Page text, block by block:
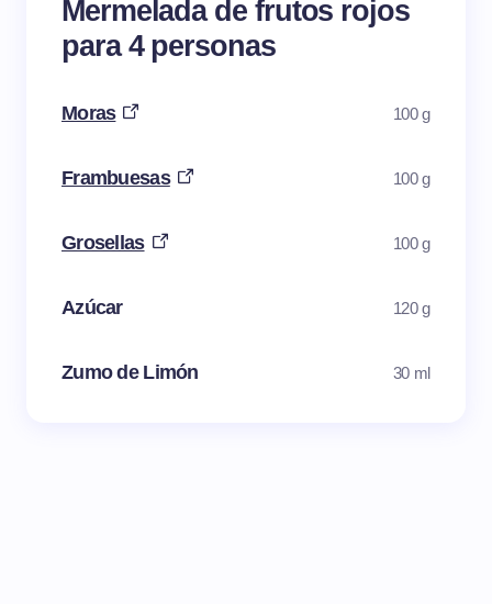
Mermelada de frutos rojos
para 4 personas
Moras 100 g
Frambuesas 100 g
Grosellas 100 g
Azúcar 120 g
Zumo de Limón 30 ml